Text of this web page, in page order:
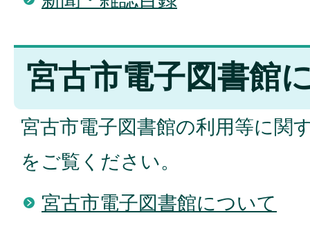
宮古市電子図書館
宮古市電子図書館の利用等に関
をご覧ください。
宮古市電子図書館について